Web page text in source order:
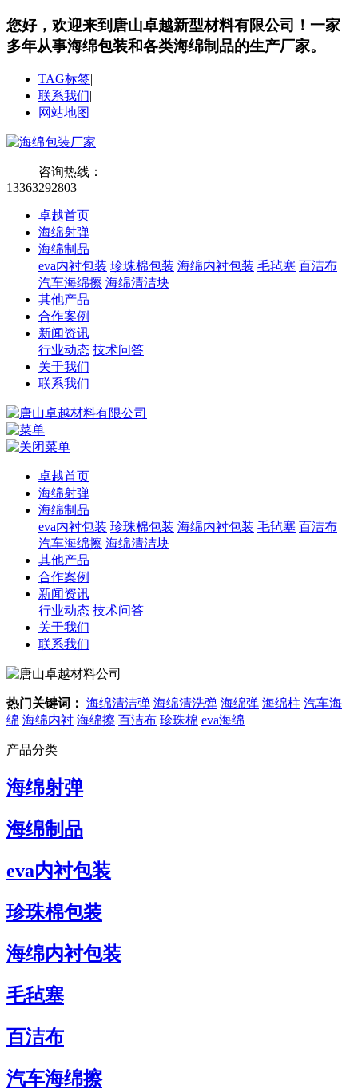
您好，欢迎来到唐山卓越新型材料有限公司！ 一家
多年从事海绵包装和各类海绵制品的生产厂家。
TAG标签|
联系我们|
网站地图
咨询热线：
13363292803
卓越首页
海绵射弹
海绵制品
eva内衬包装 珍珠棉包装 海绵内衬包装 毛毡塞 百洁布
汽车海绵擦 海绵清洁块
其他产品
合作案例
新闻资讯
行业动态 技术问答
关于我们
联系我们
卓越首页
海绵射弹
海绵制品
eva内衬包装 珍珠棉包装 海绵内衬包装 毛毡塞 百洁布
汽车海绵擦 海绵清洁块
其他产品
合作案例
新闻资讯
行业动态 技术问答
关于我们
联系我们
热门关键词： 海绵清洁弹 海绵清洗弹 海绵弹 海绵柱 汽车海
绵 海绵内衬 海绵擦 百洁布 珍珠棉 eva海绵
产品分类
海绵射弹
海绵制品
eva内衬包装
珍珠棉包装
海绵内衬包装
毛毡塞
百洁布
汽车海绵擦